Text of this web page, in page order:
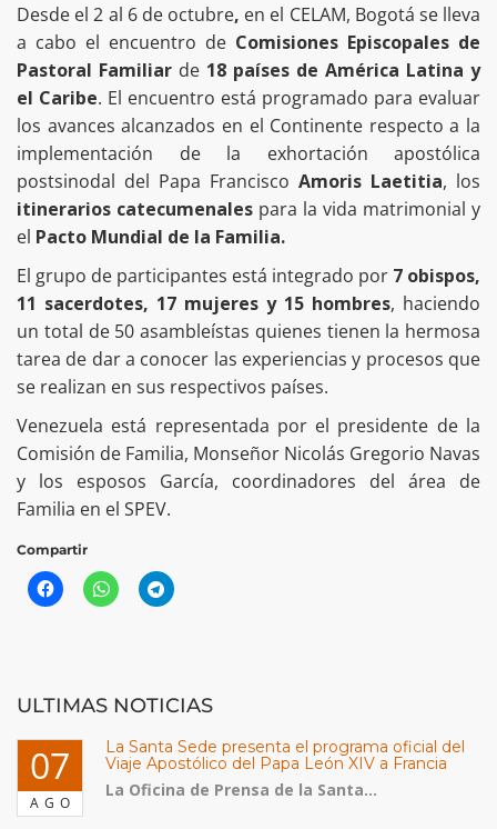
Desde el 2 al 6 de octubre, en el CELAM, Bogotá se lleva
a cabo el encuentro de Comisiones Episcopales de
Pastoral Familiar de 18 países de América Latina y
el Caribe. El encuentro está programado para evaluar
los avances alcanzados en el Continente respecto a la
implementación de la exhortación apostólica
postsinodal del Papa Francisco Amoris Laetitia, los
itinerarios catecumenales para la vida matrimonial y
el Pacto Mundial de la Familia.
El grupo de participantes está integrado por 7 obispos,
11 sacerdotes, 17 mujeres y 15 hombres, haciendo
un total de 50 asambleístas quienes tienen la hermosa
tarea de dar a conocer las experiencias y procesos que
se realizan en sus respectivos países.
Venezuela está representada por el presidente de la
Comisión de Familia, Monseñor Nicolás Gregorio Navas
y los esposos García, coordinadores del área de
Familia en el SPEV.
Compartir
ULTIMAS NOTICIAS
07
AGO
La Santa Sede presenta el programa oficial del
Viaje Apostólico del Papa León XIV a Francia
La Oficina de Prensa de la Santa...